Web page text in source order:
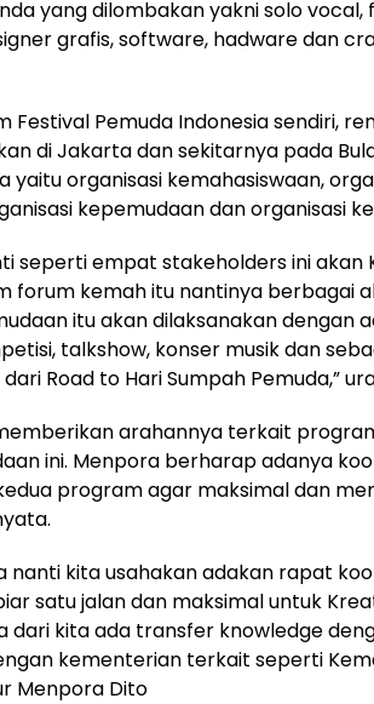
yang dilombakan yakni solo vocal,
grafis, software, hadware dan
Festival Pemuda Indonesia sendiri,
di Jakarta dan sekitarnya pada
yaitu organisasi kemahasiswaan,
kepemudaan dan organisasi
seperti empat stakeholders ini akan
forum kemah itu nantinya berbagai
itu akan dilaksanakan dengan
talkshow, konser musik dan
Road to Hari Sumpah Pemuda,”
arahannya terkait
ini. Menpora berharap adanya
program agar maksimal dan
nanti kita usahakan adakan rapat
satu jalan dan maksimal untuk
dari kita ada transfer knowledge
kementerian terkait seperti
Menpora Dito